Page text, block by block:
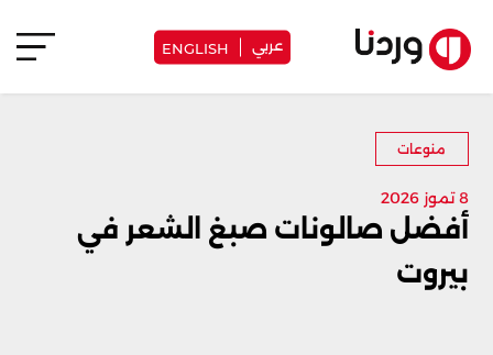
عربي ENGLISH
منوعات
8 تموز 2026
أفضل صالونات صبغ الشعر في
بيروت